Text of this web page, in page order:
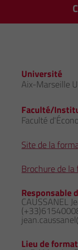
Université
Aix-Marseille
Faculté/
Faculté
Site de la
Brochure de
Responsable
CAUSSANEL
Lieu de